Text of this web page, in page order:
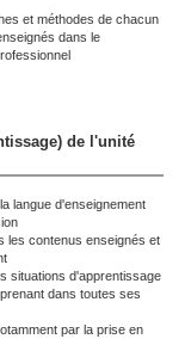
et méthodes de chacun
dans le
de l'unité
langue d'enseignement
les contenus enseignés et
situations d'apprentissage
dans toutes ses
par la prise en